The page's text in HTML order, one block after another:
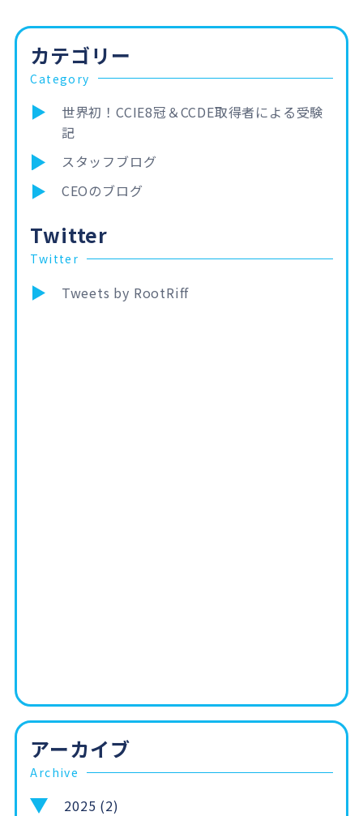
カテゴリー
Category
世界初！CCIE8冠＆CCDE取得者による受験
記
スタッフブログ
CEOのブログ
Twitter
Twitter
Tweets by RootRiff
アーカイブ
Archive
2025 (2)